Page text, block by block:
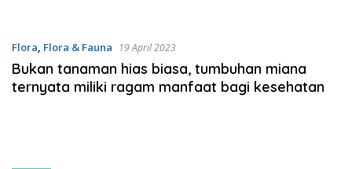
Flora, Flora & Fauna 19 April 2023
Bukan tanaman hias biasa, tumbuhan miana
ternyata miliki ragam manfaat bagi kesehatan